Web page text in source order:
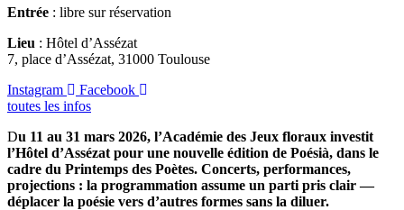
Entrée : libre sur réservation
Lieu : Hôtel d’Assézat
7, place d’Assézat, 31000 Toulouse
Instagram
Facebook
toutes les infos
Du 11 au 31 mars 2026, l’Académie des Jeux floraux investit
l’Hôtel d’Assézat pour une nouvelle édition de Poésià, dans le
cadre du Printemps des Poètes. Concerts, performances,
projections : la programmation assume un parti pris clair —
déplacer la poésie vers d’autres formes sans la diluer.